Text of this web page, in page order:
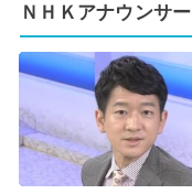
ＮＨＫアナウンサー